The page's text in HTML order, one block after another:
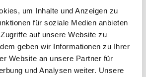
um Inhalte und Anzeigen zu
für soziale Medien anbieten
auf unsere Website zu
geben wir Informationen zu Ihrer
Website an unsere Partner für
und Analysen weiter. Unsere